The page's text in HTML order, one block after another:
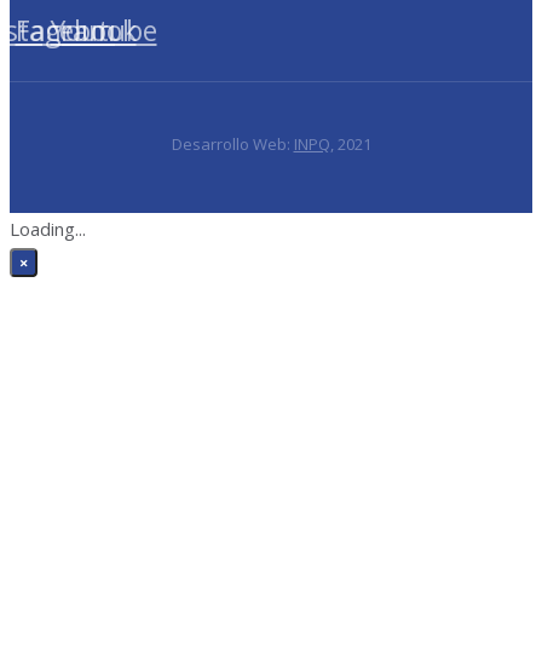
Facebook
Youtube
Desarrollo Web: INPQ, 2021
Loading...
×